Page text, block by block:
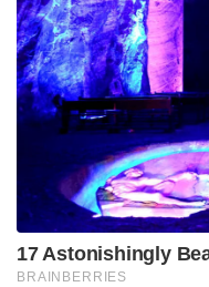
17 Astonishingly
BRAINBERRIES